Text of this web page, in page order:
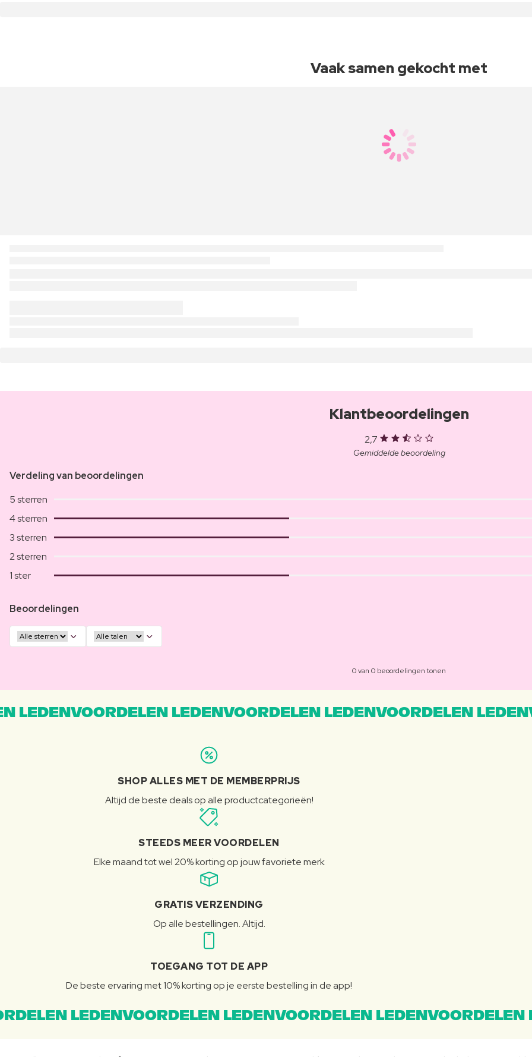
Vaak samen gekocht met
Klantbeoordelingen
2,7
Gemiddelde beoordeling
Verdeling van beoordelingen
5 sterren
4 sterren
3 sterren
2 sterren
1 ster
Beoordelingen
0 van 0 beoordelingen tonen
LEDENVOORDELEN LEDENVOORDELEN LEDENVOORDELEN
SHOP ALLES MET DE MEMBERPRIJS
Altijd de beste deals op alle productcategorieën!
STEEDS MEER VOORDELEN
Elke maand tot wel 20% korting op jouw favoriete merk
GRATIS VERZENDING
Op alle bestellingen. Altijd.
TOEGANG TOT DE APP
De beste ervaring met 10% korting op je eerste bestelling in de app!
LEDENVOORDELEN LEDENVOORDELEN